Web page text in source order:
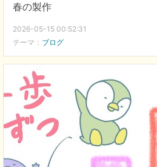
春の製作
2026-05-15 00:52:31
テーマ： ブログ